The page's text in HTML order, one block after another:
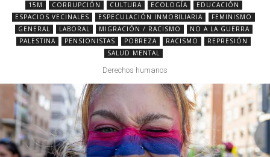
15M CORRUPCIÓN CULTURA ECOLOGÍA
EDUCACIÓN
ESPACIOS VECINALES
ESPECULACIÓN INMOBILIARIA
FEMINISMO
GENERAL
LABORAL MIGRACIÓN / RACISMO
NO A LA GUERRA
PALESTINA
PENSIONISTAS POBREZA RACISMO
REPRESIÓN
SALUD MENTAL
Derechos humanos